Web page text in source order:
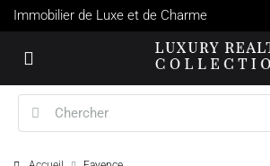
Immobilier de Luxe et de Charme